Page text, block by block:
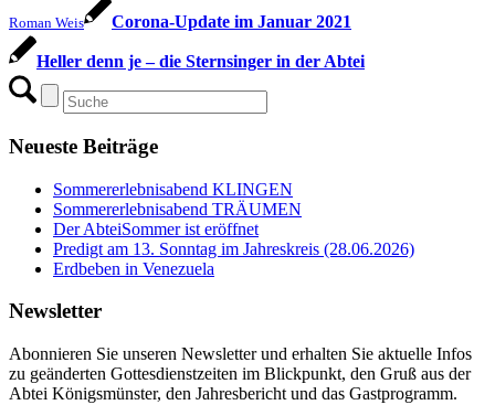
Roman Weis Corona-Update im Januar 2021
Heller denn je – die Sternsinger in der Abtei
Neueste Beiträge
Sommererlebnisabend KLINGEN
Sommererlebnisabend TRÄUMEN
Der AbteiSommer ist eröffnet
Predigt am 13. Sonntag im Jahreskreis (28.06.2026)
Erdbeben in Venezuela
Newsletter
Abonnieren Sie unseren Newsletter und erhalten Sie aktuelle Infos
zu geänderten Gottesdienstzeiten im Blickpunkt, den Gruß aus der
Abtei Königsmünster, den Jahresbericht und das Gastprogramm.